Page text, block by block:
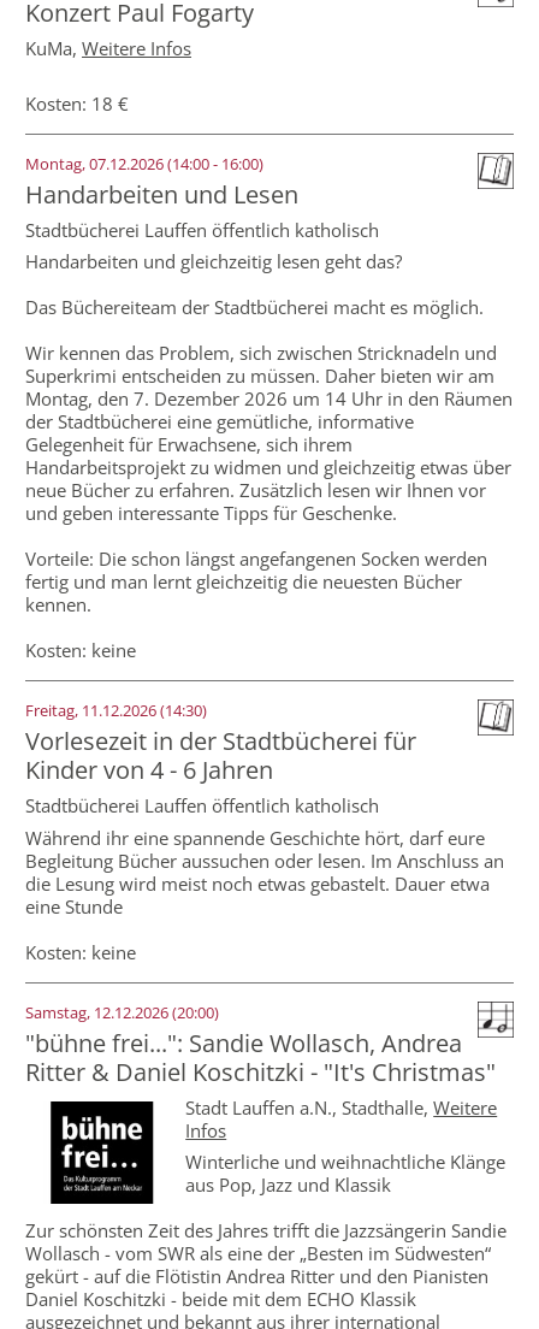
Konzert Paul Fogarty
KuMa, Weitere Infos
Kosten: 18 €
Montag, 07.12.2026 (14:00 - 16:00)
Handarbeiten und Lesen
Stadtbücherei Lauffen öffentlich katholisch
Handarbeiten und gleichzeitig lesen geht das?
Das Büchereiteam der Stadtbücherei macht es möglich.
Wir kennen das Problem, sich zwischen Stricknadeln und
Superkrimi entscheiden zu müssen. Daher bieten wir am
Montag, den 7. Dezember 2026 um 14 Uhr in den Räumen
der Stadtbücherei eine gemütliche, informative
Gelegenheit für Erwachsene, sich ihrem
Handarbeitsprojekt zu widmen und gleichzeitig etwas über
neue Bücher zu erfahren. Zusätzlich lesen wir Ihnen vor
und geben interessante Tipps für Geschenke.
Vorteile: Die schon längst angefangenen Socken werden
fertig und man lernt gleichzeitig die neuesten Bücher
kennen.
Kosten: keine
Freitag, 11.12.2026 (14:30)
Vorlesezeit in der Stadtbücherei für
Kinder von 4 - 6 Jahren
Stadtbücherei Lauffen öffentlich katholisch
Während ihr eine spannende Geschichte hört, darf eure
Begleitung Bücher aussuchen oder lesen. Im Anschluss an
die Lesung wird meist noch etwas gebastelt. Dauer etwa
eine Stunde
Kosten: keine
Samstag, 12.12.2026 (20:00)
"bühne frei...": Sandie Wollasch, Andrea
Ritter & Daniel Koschitzki - "It's Christmas"
Stadt Lauffen a.N.,Stadthalle,Weitere
Infos
Winterliche und weihnachtliche Klänge
aus Pop, Jazz und Klassik
Zur schönsten Zeit des Jahres trifft die Jazzsängerin Sandie
Wollasch - vom SWR als eine der „Besten im Südwesten“
gekürt - auf die Flötistin Andrea Ritter und den Pianisten
Daniel Koschitzki - beide mit dem ECHO Klassik
ausgezeichnet und bekannt aus ihrer international